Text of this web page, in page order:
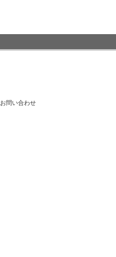
お問い合わせ